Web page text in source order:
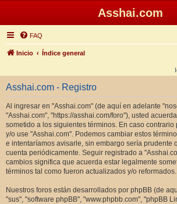
Asshai.com
FAQ
Inicio Índice general
Asshai.com - Registro
Al ingresar en "Asshai.com" (de aquí en adelante
"Asshai.com", "https://asshai.com/foro"), usted
sometido a los siguientes términos. En caso contrario
y/o use "Asshai.com". Podemos cambiar estos
e intentaríamos avisarle, sin embargo sería prudente
cuenta periódicamente. Seguir registrado a
cambios significa que acuerda estar legalmente
términos tal como fueron actualizados y/o reformados.
Nuestros foros están desarrollados por phpBB (de
"sus", "software phpBB", "www.phpbb.com", "phpBB